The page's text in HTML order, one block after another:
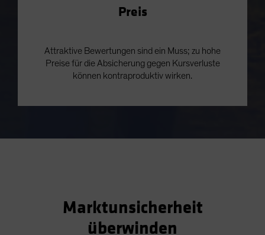
Preis
Attraktive Bewertungen sind ein Muss; zu hohe
Preise für die Absicherung gegen Kursverluste
können kontraproduktiv wirken.
Marktunsicherheit
überwinden